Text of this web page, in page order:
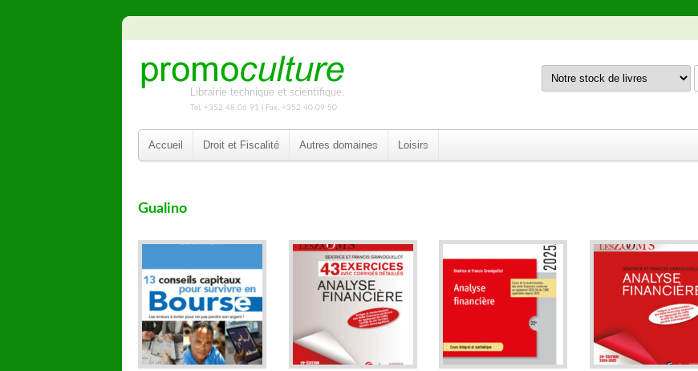
Librairie technique et scientifique.
Tel. +352 48 06 91 | Fax. +352 40 09 50
Accueil Droit et Fiscalité Autres domaines Loisirs
Gualino